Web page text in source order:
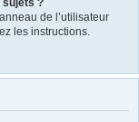
sujets ?
de l’utilisateur
les instructions.